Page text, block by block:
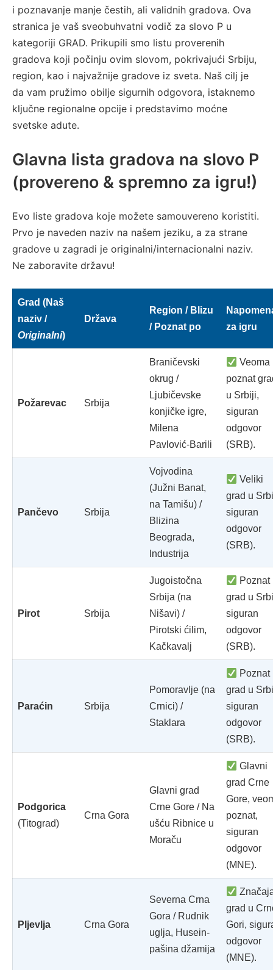
i poznavanje manje čestih, ali validnih gradova. Ova
stranica je vaš sveobuhvatni vodič za slovo P u
kategoriji GRAD. Prikupili smo listu proverenih
gradova koji počinju ovim slovom, pokrivajući Srbiju,
region, kao i najvažnije gradove iz sveta. Naš cilj je
da vam pružimo obilje sigurnih odgovora, istaknemo
ključne regionalne opcije i predstavimo moćne
svetske adute.
Glavna lista gradova na slovo P
(provereno & spremno za igru!)
Evo liste gradova koje možete samouvereno koristiti.
Prvo je naveden naziv na našem jeziku, a za strane
gradove u zagradi je originalni/internacionalni naziv.
Ne zaboravite državu!
Grad (Naš
naziv /
Originalni)
Država
Region / Blizu
/ Poznat po
za igru
Požarevac Srbija
Braničevski
okrug /
Ljubičevske
konjičke igre,
Milena
Pavlović-Barili
Veoma
poznat
u Srbiji,
siguran
odgovor
(SRB).
Pančevo Srbija
Vojvodina
(Južni Banat,
na Tamišu) /
Blizina
Beograda,
Industrija
Veliki
grad u
siguran
odgovor
(SRB).
Pirot Srbija
Jugoistočna
Srbija (na
Nišavi) /
Pirotski ćilim,
Kačkavalj
Poznat
grad u
siguran
odgovor
(SRB).
Paraćin Srbija
Pomoravlje (na
Crnici) /
Staklara
Poznat
grad u
siguran
odgovor
(SRB).
Podgorica
(Titograd)
Crna Gora
Glavni grad
Crne Gore / Na
ušću Ribnice u
Moraču
Glavni
grad Crne
Gore,
poznat,
siguran
odgovor
(MNE).
Pljevlja Crna Gora
Severna Crna
Gora / Rudnik
uglja, Husein-
pašina džamija
grad u
Gori,
odgovor
(MNE).